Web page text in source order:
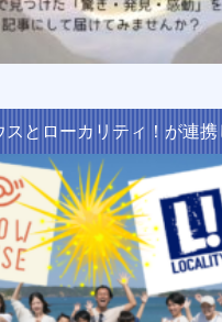
スとローカリティ！が連携